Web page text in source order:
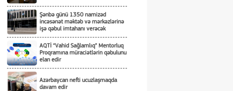
Şənbə günü 1350 namizəd
incəsənət məktəb və mərkəzlərinə
işə qəbul imtahanı verəcək
AQTİ “Vahid Sağlamlıq” Mentorluq
Proqramına müraciətlərin qəbulunu
elan edir
Azərbaycan nefti ucuzlaşmaqda
davam edir